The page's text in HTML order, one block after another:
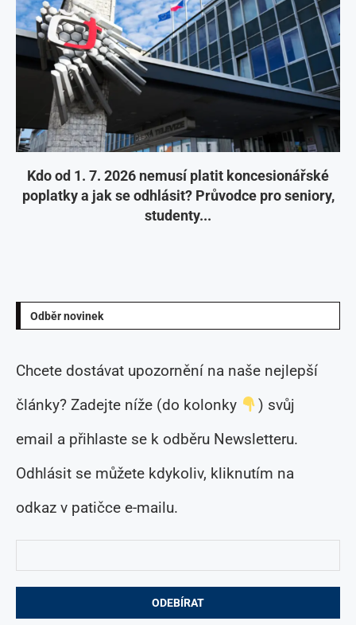
Kdo od 1. 7. 2026 nemusí platit koncesionářské
poplatky a jak se odhlásit? Průvodce pro seniory,
studenty...
Odběr novinek
Chcete dostávat upozornění na naše nejlepší
články? Zadejte níže (do kolonky
) svůj
email a přihlaste se k odběru Newsletteru.
Odhlásit se můžete kdykoliv, kliknutím na
odkaz v patičce e-mailu.